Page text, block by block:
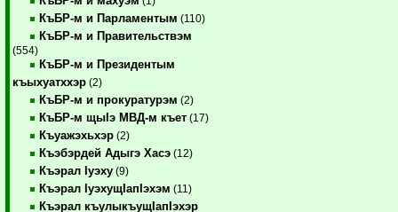
КъБР-м и Парламентым (110)
КъБР-м и Правительствэм
(554)
КъБР-м и Президентым
къыхуатххэр (2)
КъБР-м и прокуратурэм (2)
КъБР-м щыIэ МВД-м къет (17)
Къуажэхьхэр (2)
Къэбэрдей Адыгэ Хасэ (12)
Къэрал Iуэху (9)
Къэрал IуэхущIапIэхэм (11)
Къэрал къулыкъущIапIэхэр